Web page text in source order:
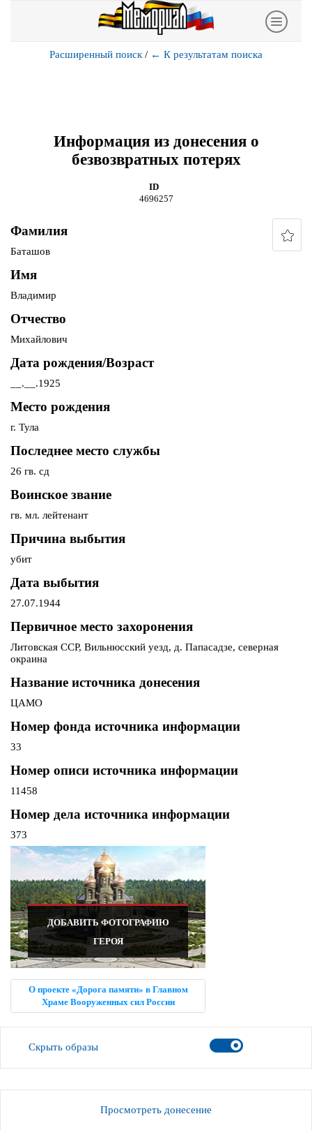
Расширенный поиск / ← К результатам поиска
Информация из донесения о
безвозвратных потерях
ID
4696257
Фамилия
Баташов
Имя
Владимир
Отчество
Михайлович
Дата рождения/Возраст
__.__.1925
Место рождения
г. Тула
Последнее место службы
26 гв. сд
Воинское звание
гв. мл. лейтенант
Причина выбытия
убит
Дата выбытия
27.07.1944
Первичное место захоронения
Литовская ССР, Вильнюсский уезд, д. Папасадзе, северная
окраина
Название источника донесения
ЦАМО
Номер фонда источника информации
33
Номер описи источника информации
11458
Номер дела источника информации
373
ДОБАВИТЬ ФОТОГРАФИЮ
ГЕРОЯ
О проекте «Дорога памяти» в Главном
Храме Вооруженных сил России
Скрыть образы
Просмотреть донесение